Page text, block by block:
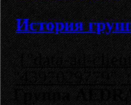
История
{"data-ad-
Группа